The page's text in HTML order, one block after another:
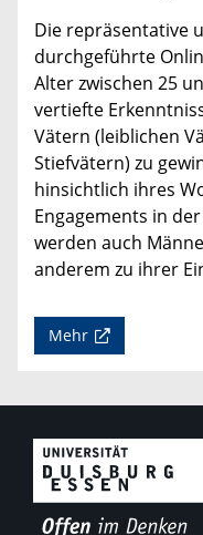
Die repräsentative
durchgeführte
Alter zwischen 25
vertiefte
Vätern (leiblichen
Stiefvätern) zu
hinsichtlich ihres
Engagements in
werden auch
anderem zu ihrer
Mehr